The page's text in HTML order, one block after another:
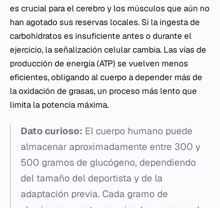
es crucial para el cerebro y los músculos que aún no
han agotado sus reservas locales. Si la ingesta de
carbohidratos es insuficiente antes o durante el
ejercicio, la señalización celular cambia. Las vías de
producción de energía (ATP) se vuelven menos
eficientes, obligando al cuerpo a depender más de
la oxidación de grasas, un proceso más lento que
limita la potencia máxima.
Dato curioso: El cuerpo humano puede
almacenar aproximadamente entre 300 y
500 gramos de glucógeno, dependiendo
del tamaño del deportista y de la
adaptación previa. Cada gramo de